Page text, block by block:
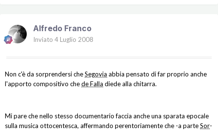
Alfredo Franco
Inviato 4 Luglio 2008
Non c'è da sorprendersi cheSegovia abbia pensato di far proprio anche
l'apporto compositivo chede Falla diede alla chitarra.
Mi pare che nello stesso documentario faccia anche una sparata epocale
sulla musica ottocentesca, affermando perentoriamente che -a parteSor-